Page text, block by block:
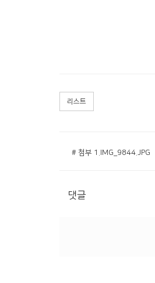
리스트
# 첨부 1.IMG_9844.JPG
댓글